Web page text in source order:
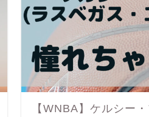
【WNBA】ケルシー